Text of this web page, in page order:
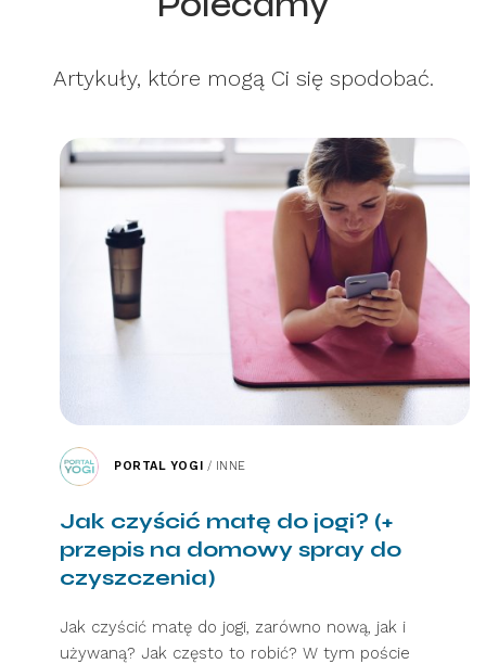
Artykuły, które mogą Ci się spodobać.
PORTAL YOGI / INNE
Jak czyścić matę do jogi? (+
przepis na domowy spray do
czyszczenia)
Jak czyścić matę do jogi, zarówno nową, jak i
używaną? Jak często to robić? W tym poście